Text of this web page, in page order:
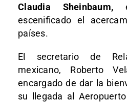
Claudia Sheinbaum,
escenificado el
países.
El secretario de
mexicano, Roberto
encargado de dar la
su llegada al